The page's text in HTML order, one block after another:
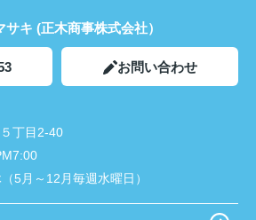
サキ (正木商事株式会社）
お問い合わせ
丁目2-40
5月～12月毎週水曜日）